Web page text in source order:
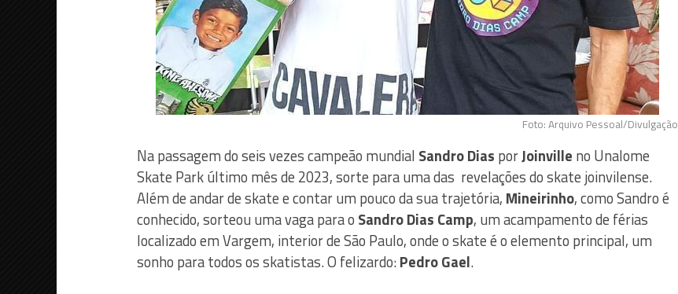
Foto: Arquivo Pessoal/Divulgação
Na passagem do seis vezes campeão mundial Sandro Dias porJoinville no Unalome
Skate Park último mês de 2023, sorte para uma das revelações do skate joinvilense.
Além de andar de skate e contar um pouco da sua trajetória, Mineirinho, como Sandro é
conhecido, sorteou uma vaga para o Sandro Dias Camp, um acampamento de férias
localizado em Vargem, interior de São Paulo, onde o skate é o elemento principal, um
sonho para todos os skatistas. O felizardo:Pedro Gael.